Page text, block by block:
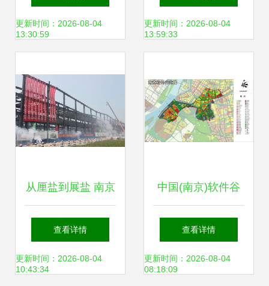
赋能企业高效协作
更新时间：2026-08-04
13:30:59
更新时间：2026-08-04
13:59:33
从厘盐到展盐 南京
软件世界观下的那
座钢筋巨构如何撑
查看详情
更新时间：2026-08-04
10:43:34
中国(南京)软件谷
从“智慧节点”向“全
球高地”跃迁
查看详情
更新时间：2026-08-04
08:18:09